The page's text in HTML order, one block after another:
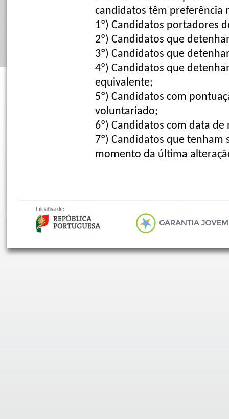
candidatos têm preferência
1º) Candidatos portadores
2º) Candidatos que
3º) Candidatos que
4º) Candidatos que
equivalente;
5º) Candidatos com
voluntariado;
6º) Candidatos com data
7º) Candidatos que tenham
momento da última